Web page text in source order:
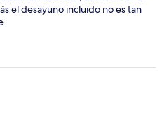
el desayuno incluido no es tan